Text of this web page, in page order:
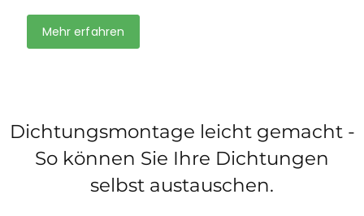
Mehr erfahren
Dichtungsmontage leicht gemacht -
So können Sie Ihre Dichtungen
selbst austauschen.